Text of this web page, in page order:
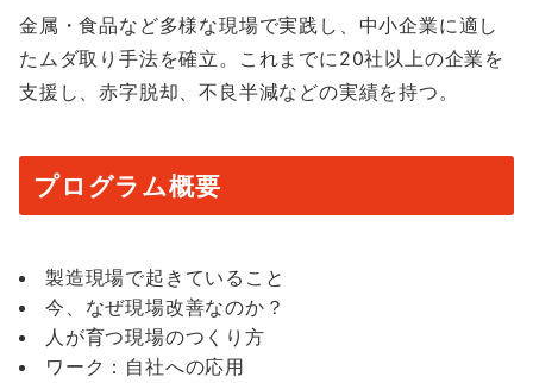
金属・食品など多様な現場で実践し、中小企業に適し
たムダ取り手法を確立。これまでに20社以上の企業を
支援し、赤字脱却、不良半減などの実績を持つ。
プログラム概要
製造現場で起きていること
今、なぜ現場改善なのか？
人が育つ現場のつくり方
ワーク：自社への応用